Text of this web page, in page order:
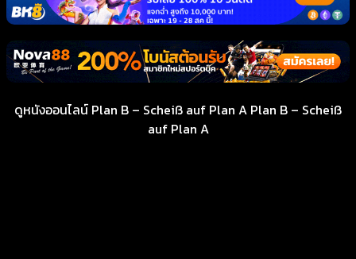
ดูหนังออนไลน์ Plan B – Scheiß auf Plan A Plan B – Scheiß
auf Plan A